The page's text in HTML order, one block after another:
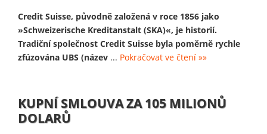
Credit Suisse, původně založená v roce 1856 jako
»Schweizerische Kreditanstalt (SKA)«, je historií.
Tradiční společnost Credit Suisse byla poměrně rychle
zfúzována UBS (název ... Pokračovat ve čtení »»
KUPNÍ SMLOUVA ZA 105 MILIONŮ
DOLARŮ